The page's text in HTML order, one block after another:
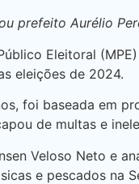
prefeito Aurélio
Eleitoral
eleições de 2024.
foi baseada em
de multas e
Veloso Neto e
e pescados na